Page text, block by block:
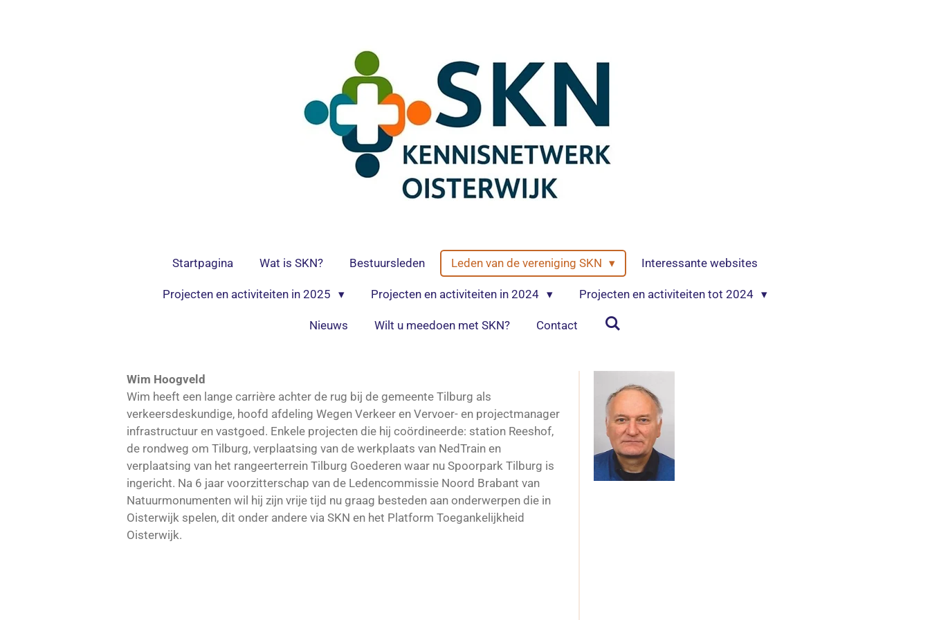
Startpagina Wat is SKN? Bestuursleden Leden van de vereniging SKN Interessante websites
Projecten en activiteiten in 2025 Projecten en activiteiten in 2024 Projecten en activiteiten tot 2024
Nieuws Wilt u meedoen met SKN? Contact
Wim Hoogveld
Wim heeft een lange carrière achter de rug bij de gemeente Tilburg als
verkeersdeskundige, hoofd afdeling Wegen Verkeer en Vervoer- en projectmanager
infrastructuur en vastgoed. Enkele projecten die hij coördineerde: station Reeshof,
de rondweg om Tilburg, verplaatsing van de werkplaats van NedTrain en
verplaatsing van het rangeerterrein Tilburg Goederen waar nu Spoorpark Tilburg is
ingericht. Na 6 jaar voorzitterschap van de Ledencommissie Noord Brabant van
Natuurmonumenten wil hij zijn vrije tijd nu graag besteden aan onderwerpen die in
Oisterwijk spelen, dit onder andere via SKN en het Platform Toegankelijkheid
Oisterwijk.